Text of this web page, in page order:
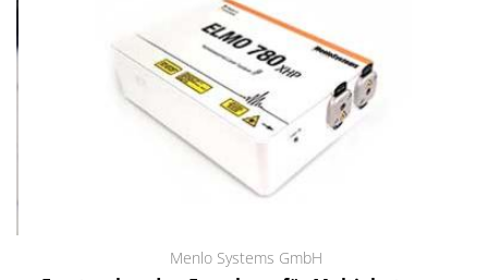
Menlo Systems GmbH